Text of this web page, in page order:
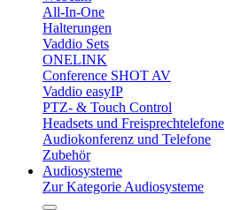
All-In-One
Halterungen
Vaddio Sets
ONELINK
Conference SHOT AV
Vaddio easyIP
PTZ- & Touch Control
Headsets und Freisprechtelefone
Audiokonferenz und Telefone
Zubehör
Audiosysteme
Zur Kategorie Audiosysteme